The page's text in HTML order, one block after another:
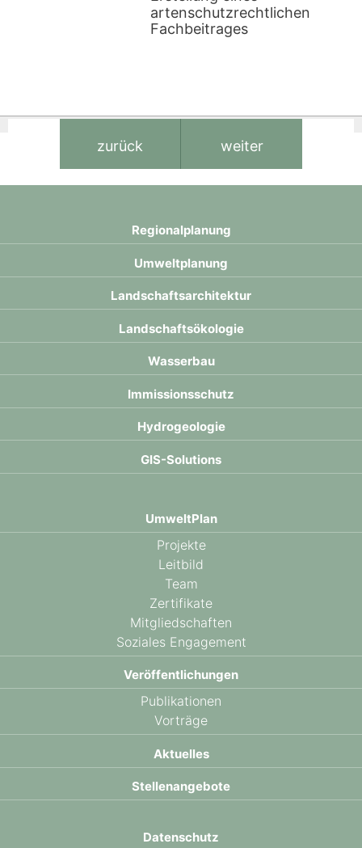
artenschutzrechtlichen
Fachbeitrages
Regional­planung
Umwelt­planung
Landschafts­architektur
Landschafts­ökologie
Wasser­bau
Immissions­schutz
Hydro­geologie
GIS-Solutions
UmweltPlan
Projekte
Leitbild
Team
Zertifikate
Mitgliedschaften
Soziales Engagement
Veröffentlichungen
Publikationen
Vorträge
Aktuelles
Stellenangebote
Datenschutz